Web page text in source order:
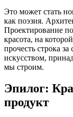
Это может стать
как поэзия.
Проектирование
красота, на
прочесть строка
искусством,
мы строим.
Эпилог:
продукт